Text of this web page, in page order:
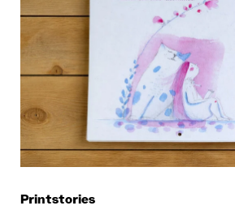
Printstories